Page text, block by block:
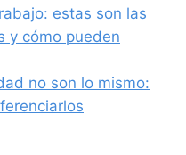
estas son las
y cómo pueden
no son lo mismo: